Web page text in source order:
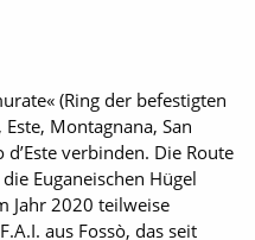
(Ring der befestigten
Montagnana, San
verbinden. Die Route
Euganeischen Hügel
Jahr 2020 teilweise
aus Fossò, das seit